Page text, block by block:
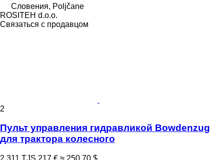
Словения, Poljčane
ROSITEH d.o.o.
Связаться с продавцом
2
Пульт управления гидравликой Bowdenzug
для трактора колесного
2 311 TJS 217 € ≈ 250,70 $